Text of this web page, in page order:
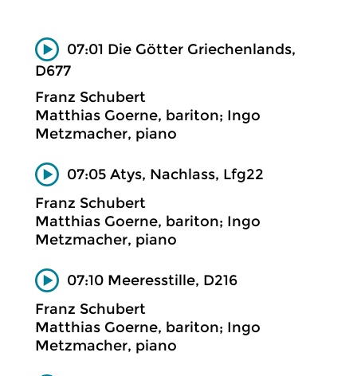
07:01 Die Götter Griechenlands,
D677
Franz Schubert
Matthias Goerne, bariton; Ingo
Metzmacher, piano
07:05 Atys, Nachlass, Lfg22
Franz Schubert
Matthias Goerne, bariton; Ingo
Metzmacher, piano
07:10 Meeresstille, D216
Franz Schubert
Matthias Goerne, bariton; Ingo
Metzmacher, piano